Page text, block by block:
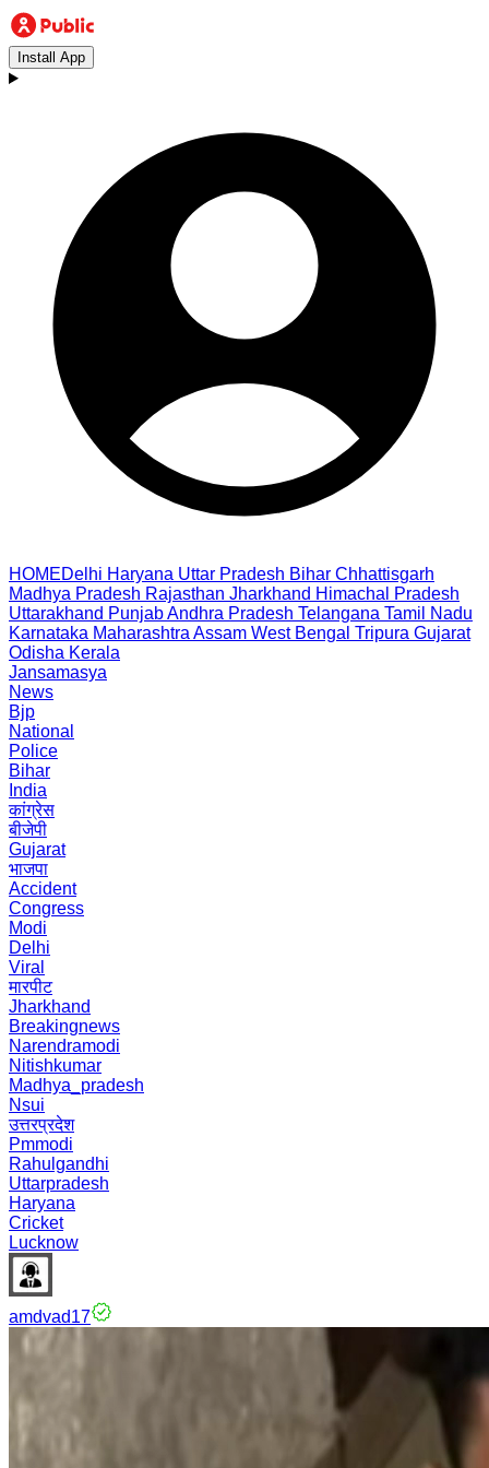
Install App
HOMEDelhi Haryana Uttar Pradesh Bihar Chhattisgarh
Madhya Pradesh Rajasthan Jharkhand Himachal Pradesh
Uttarakhand PunjabAndhra Pradesh Telangana Tamil Nadu
Karnataka Maharashtra Assam West Bengal Tripura Gujarat
Odisha Kerala
Jansamasya
News
Bjp
National
Police
Bihar
India
कांग्रेस
बीजेपी
Gujarat
भाजपा
Accident
Congress
Modi
Delhi
Viral
मारपीट
Jharkhand
Breakingnews
Narendramodi
Nitishkumar
Madhya_pradesh
Nsui
उत्तरप्रदेश
Pmmodi
Rahulgandhi
Uttarpradesh
Haryana
Cricket
Lucknow
amdvad17